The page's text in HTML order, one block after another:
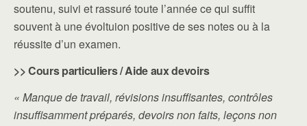
soutenu, suivi et rassuré toute l’année ce qui suffit
souvent à une évoltuion positive de ses notes ou à la
réussite d’un examen.
>> Cours particuliers / Aide aux devoirs
« Manque de travail, révisions insuffisantes, contrôles
insuffisamment préparés, devoirs non faits, leçons non